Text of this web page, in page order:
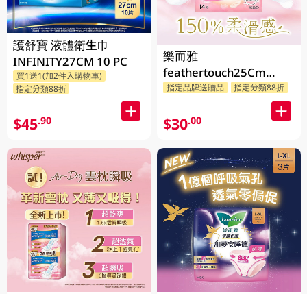
護舒寶 液體衛生巾
INFINITY27CM 10 PC
買1送1(加2件入購物車)
指定分類88折
$45.90
樂而雅
feathertouch25Cm
14PC
指定品牌送贈品 指定分類88折
$30.00